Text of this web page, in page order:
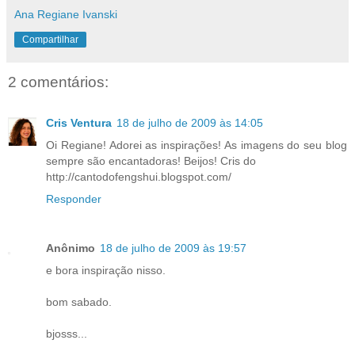
Ana Regiane Ivanski
Compartilhar
2 comentários:
Cris Ventura 18 de julho de 2009 às 14:05
Oi Regiane! Adorei as inspirações! As imagens do seu blog
sempre são encantadoras! Beijos! Cris do
http://cantodofengshui.blogspot.com/
Responder
Anônimo 18 de julho de 2009 às 19:57
e bora inspiração nisso.
bom sabado.
bjosss...